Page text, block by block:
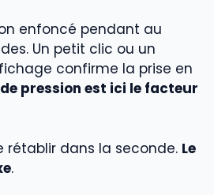
enfoncé pendant au
Un petit clic ou un
confirme la prise en
pression est ici le facteur
rétablir dans la seconde. Le
.